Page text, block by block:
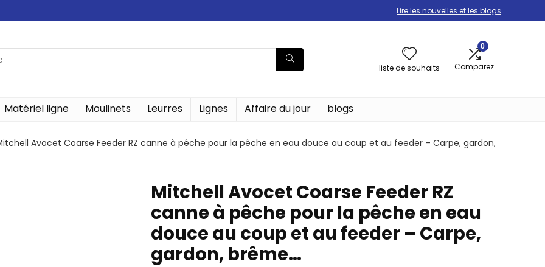
Lire les nouvelles et les blogs
liste de souhaits
0
Comparez
Matériel ligne Moulinets Leurres Lignes Affaire du jour blogs
Avocet Coarse Feeder RZ canne à pêche pour la pêche en eau douce au coup et au feeder – Carpe, gardon,
Mitchell Avocet Coarse Feeder RZ
canne à pêche pour la pêche en eau
douce au coup et au feeder – Carpe,
gardon, brême…